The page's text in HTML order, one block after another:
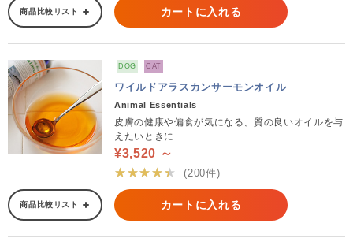
商品比較リスト カートに入れる
DOG CAT
ワイルドアラスカンサーモンオイル
Animal Essentials
皮膚の健康や偏食が気になる、質の良いオイルを与
えたいときに
¥3,520 ～
★★★★★
(200件)
商品比較リスト カートに入れる